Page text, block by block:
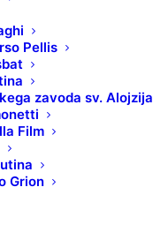
Pellis
zavoda sv. Alojzija
Film
Grion
mostri
RISI